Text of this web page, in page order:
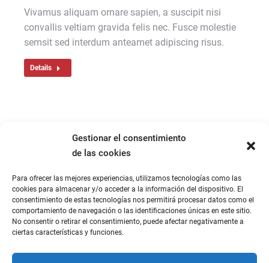
Gestionar el consentimiento
de las cookies
Para ofrecer las mejores experiencias, utilizamos tecnologías como las
cookies para almacenar y/o acceder a la información del dispositivo. El
consentimiento de estas tecnologías nos permitirá procesar datos como el
comportamiento de navegación o las identificaciones únicas en este sitio.
No consentir o retirar el consentimiento, puede afectar negativamente a
ciertas características y funciones.
Vivamus aliquam ornare sapien, a suscipit nisi
convallis veltiam gravida felis nec. Fusce molestie
semsit sed interdum anteamet adipiscing risus.
Details
4